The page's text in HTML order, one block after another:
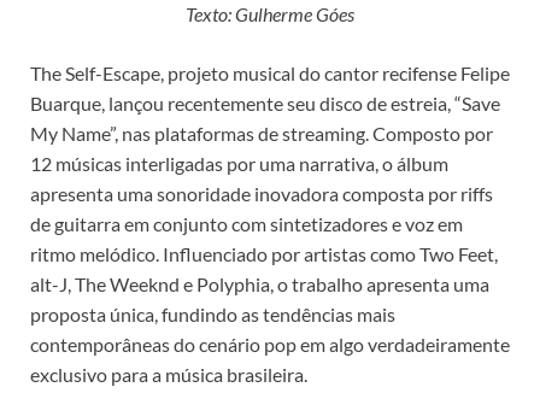
Texto: Gulherme Góes
The Self-Escape, projeto musical do cantor recifense Felipe
Buarque, lançou recentemente seu disco de estreia, “Save
My Name”, nas plataformas de streaming. Composto por
12 músicas interligadas por uma narrativa, o álbum
apresenta uma sonoridade inovadora composta por riffs
de guitarra em conjunto com sintetizadores e voz em
ritmo melódico. Influenciado por artistas como Two Feet,
alt-J, The Weeknd e Polyphia, o trabalho apresenta uma
proposta única, fundindo as tendências mais
contemporâneas do cenário pop em algo verdadeiramente
exclusivo para a música brasileira.